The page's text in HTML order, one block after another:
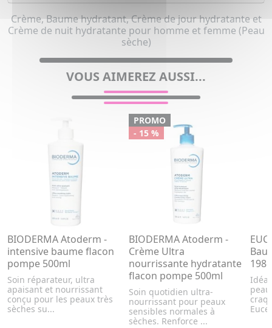
Crème, Baume hydratant, Crème de jour hydratante et
Crème de nuit hydratante pour homme et femme (Peau
sèche)
VOUS AIMEREZ AUSSI...
BIODERMA Atoderm -
intensive baume flacon
pompe 500ml
Soin réparateur, ultra
apaisant et nourrissant
conçu pour les peaux très
sèches su...
PROMO
- 15 %
BIODERMA Atoderm -
Crème Ultra
nourrissante hydratante
flacon pompe 500ml
Soin quotidien ultra-
nourrissant pour peaux
sensibles normales à
sèches. Renforce ...
198g